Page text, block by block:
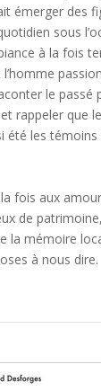
émerger des
sous
à la fois
le passé
rappeler que
été les témoins
fois aux
de
la mémoire
à nous dire.